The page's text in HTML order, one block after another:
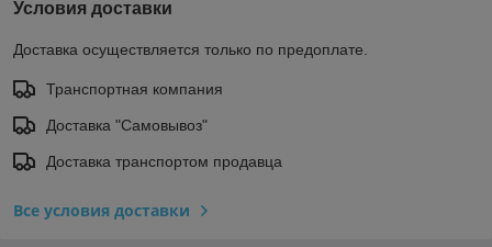
Условия доставки
Доставка осуществляется только по предоплате.
Транспортная компания
Доставка "Самовывоз"
Доставка транспортом продавца
Все условия доставки